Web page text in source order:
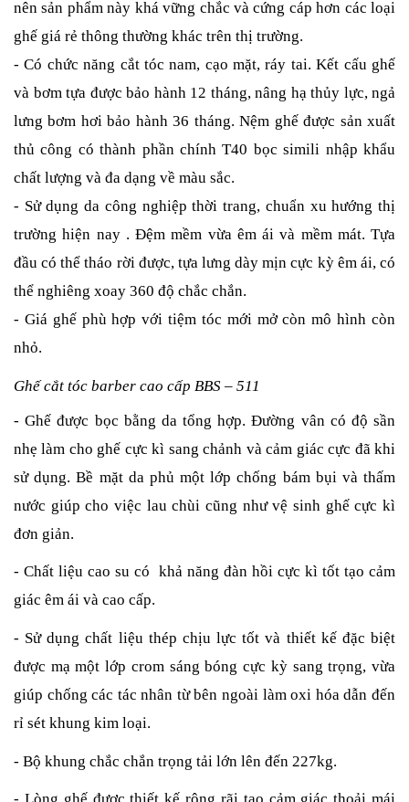
nên sản phẩm này khá vững chắc và cứng cáp hơn các loại
ghế giá rẻ thông thường khác trên thị trường.
- Có chức năng cắt tóc nam, cạo mặt, ráy tai. Kết cấu ghế
và bơm tựa được bảo hành 12 tháng, nâng hạ thủy lực, ngả
lưng bơm hơi bảo hành 36 tháng. Nệm ghế được sản xuất
thủ công có thành phần chính T40 bọc simili nhập khẩu
chất lượng và đa dạng về màu sắc.
- Sử dụng da công nghiệp thời trang, chuẩn xu hướng thị
trường hiện nay . Đệm mềm vừa êm ái và mềm mát. Tựa
đầu có thể tháo rời được, tựa lưng dày mịn cực kỳ êm ái, có
thể nghiêng xoay 360 độ chắc chắn.
- Giá ghế phù hợp với tiệm tóc mới mở còn mô hình còn
nhỏ.
Ghế cắt tóc barber cao cấp BBS – 511
- Ghế được bọc bằng da tổng hợp. Đường vân có độ sần
nhẹ làm cho ghế cực kì sang chảnh và cảm giác cực đã khi
sử dụng. Bề mặt da phủ một lớp chống bám bụi và thấm
nước giúp cho việc lau chùi cũng như vệ sinh ghế cực kì
đơn giản.
- Chất liệu cao su có khả năng đàn hồi cực kì tốt tạo cảm
giác êm ái và cao cấp.
- Sử dụng chất liệu thép chịu lực tốt và thiết kế đặc biệt
được mạ một lớp crom sáng bóng cực kỳ sang trọng, vừa
giúp chống các tác nhân từ bên ngoài làm oxi hóa dẫn đến
rỉ sét khung kim loại.
- Bộ khung chắc chắn trọng tải lớn lên đến 227kg.